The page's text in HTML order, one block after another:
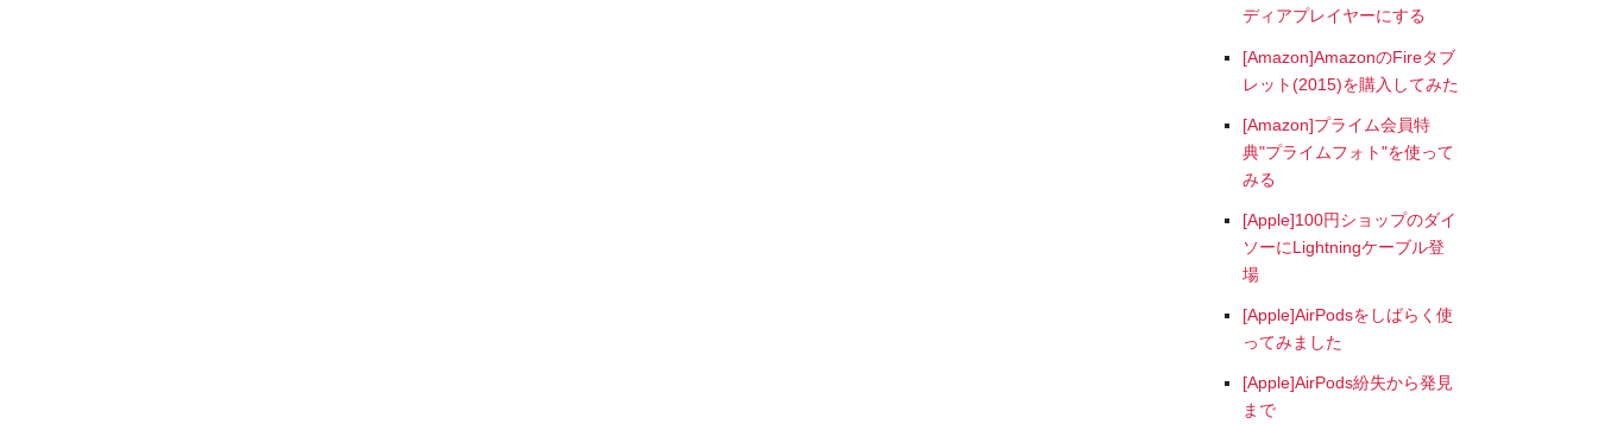
ディアプレイヤーにする
[Amazon]AmazonのFireタブ
レット(2015)を購入してみた
[Amazon]プライム会員特
典"プライムフォト"を使って
みる
[Apple]100円ショップのダイ
ソーにLightningケーブル登
場
[Apple]AirPodsをしばらく使
ってみました
[Apple]AirPods紛失から発見
まで